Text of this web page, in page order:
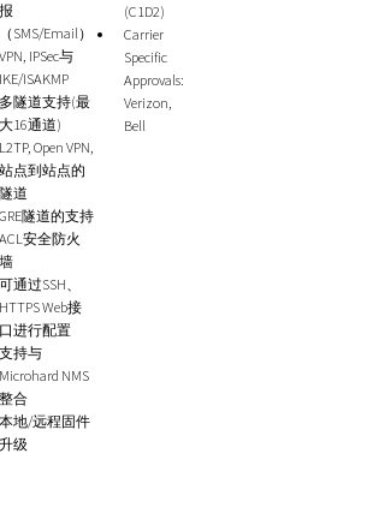
SMS/Email）
IPSec与
ISAKMP
隧道支持(最
16通道)
Open VPN,
点到站点的
道
隧道的支持
安全防火
通过SSH、
Web接
进行配置
持与
NMS
合
地/远程固件
级
(C1D2)
Carrier
Specific
Approvals:
Verizon,
Bell